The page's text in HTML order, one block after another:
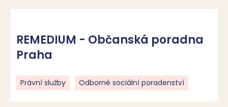
REMEDIUM - Občanská poradna
Praha
Právní služby Odborné sociální poradenství